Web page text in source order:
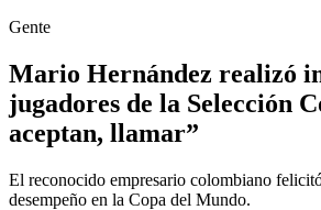
Gente
Mario Hernández realizó
jugadores de la Selección
aceptan, llamar”
El reconocido empresario colombiano
desempeño en la Copa del Mundo.